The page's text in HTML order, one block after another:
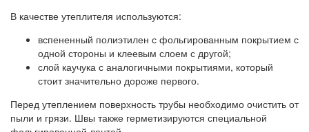
В качестве утеплителя используются:
вспененный полиэтилен с фольгированным покрытием с
одной стороны и клеевым слоем с другой;
слой каучука с аналогичными покрытиями, который
стоит значительно дороже первого.
Перед утеплением поверхность трубы необходимо очистить от
пыли и грязи. Швы также герметизируются специальной